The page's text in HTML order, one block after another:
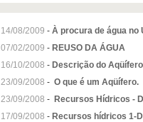
14/08/2009 - À procura de água no
07/02/2009 - REUSO DA ÁGUA
16/10/2008 - Descrição do
23/09/2008 - O que é um Aqüífero.
23/09/2008 - Recursos Hídricos -
17/09/2008 - Recursos hídricos 1-